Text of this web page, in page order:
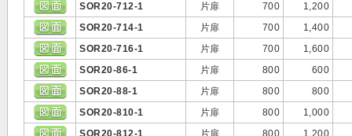
SOR20-712-1
片扉 700
1,200
SOR20-714-1
片扉 700
1,400
SOR20-716-1
片扉 700
1,600
SOR20-86-1
片扉 800
600
SOR20-88-1
片扉 800
800
SOR20-810-1
片扉 800
1,000
SOR20-812-1
片扉 800
1,200